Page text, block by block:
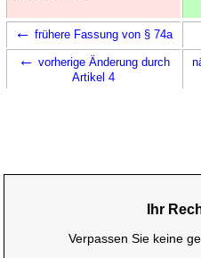
← frühere Fassung von § 74a
← vorherige Änderung durch
Artikel 4
Ihr
Verpassen Sie keine